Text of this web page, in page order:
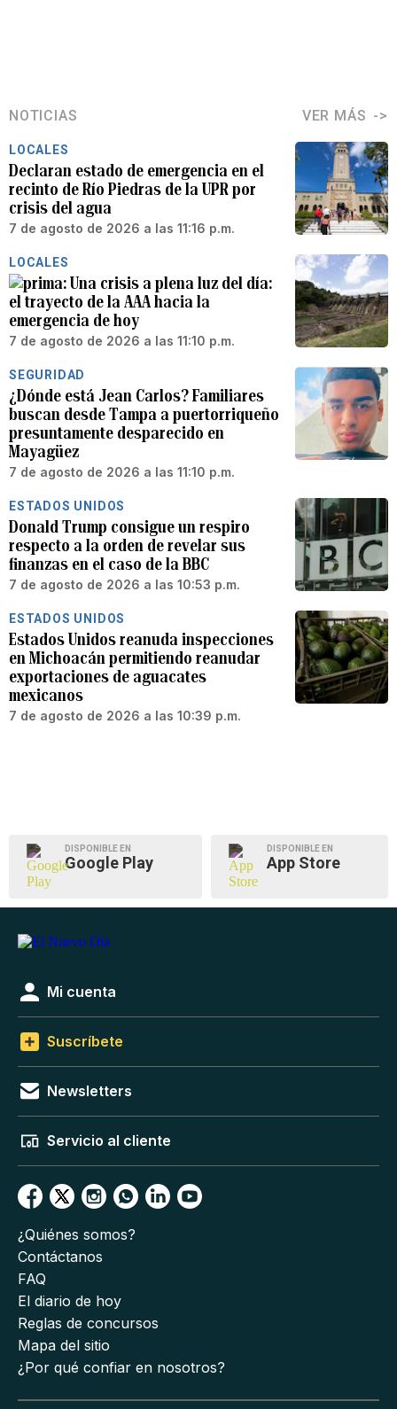
NOTICIAS VER MÁS
LOCALES
Declaran estado de emergencia en el
recinto de Río Piedras de la UPR por
crisis del agua
7 de agosto de 2026 a las 11:16 p.m.
LOCALES
Una crisis a plena luz del día:
el trayecto de la AAA hacia la
emergencia de hoy
7 de agosto de 2026 a las 11:10 p.m.
SEGURIDAD
¿Dónde está Jean Carlos? Familiares
buscan desde Tampa a puertorriqueño
presuntamente desparecido en
Mayagüez
7 de agosto de 2026 a las 11:10 p.m.
ESTADOS UNIDOS
Donald Trump consigue un respiro
respecto a la orden de revelar sus
finanzas en el caso de la BBC
7 de agosto de 2026 a las 10:53 p.m.
ESTADOS UNIDOS
Estados Unidos reanuda inspecciones
en Michoacán permitiendo reanudar
exportaciones de aguacates
mexicanos
7 de agosto de 2026 a las 10:39 p.m.
DISPONIBLE EN
Google Play
DISPONIBLE EN
App Store
Mi cuenta
Suscríbete
Newsletters
Servicio al cliente
¿Quiénes somos?
Contáctanos
FAQ
El diario de hoy
Reglas de concursos
Mapa del sitio
¿Por qué confiar en nosotros?